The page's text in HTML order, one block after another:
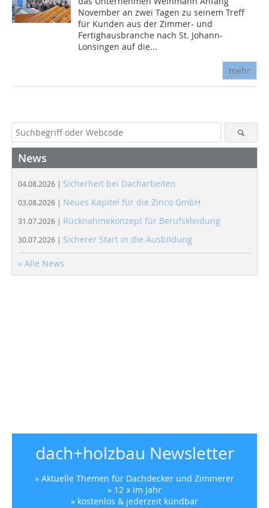
November an zwei Tagen zu seinem Treff
für Kunden aus der Zimmer- und
Fertighausbranche nach St. Johann-
Lonsingen auf die...
mehr
News
04.08.2026 | Sicherheit bei Dacharbeiten
03.08.2026 | Neues Kapitel für die Zinco GmbH
31.07.2026 | Rücknahmekonzept für Berufskleidung
30.07.2026 | Sicherer Start in die Ausbildung
» Alle News
dach+holzbau Newsletter
» Aktuelle Themen für Dachdecker und Zimmerer
» 12 x im Jahr
» kostenlos & jederzeit kündbar